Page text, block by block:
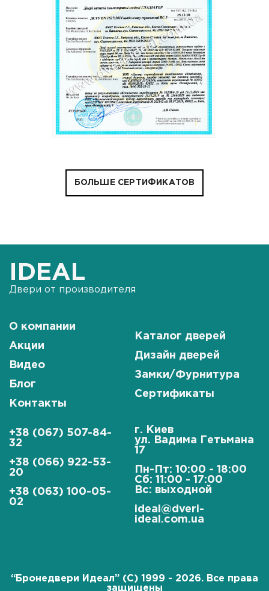
БОЛЬШЕ СЕРТИФИКАТОВ
IDEAL
Двери от производителя
О компании
Акции
Видео
Блог
Контакты
Каталог дверей
Дизайн дверей
Замки/Фурнитура
Сертификаты
+38 (067) 507-84-
32
+38 (066) 922-53-
20
+38 (063) 100-05-
02
г. Киев
ул. Вадима Гетьмана
17
Пн-Пт: 10:00 - 18:00
Сб: 11:00 - 17:00
Вс: выходной
ideal@dveri-
ideal.com.ua
“Бронедвери Идеал” (C) 1999 - 2026. Все права
защищены